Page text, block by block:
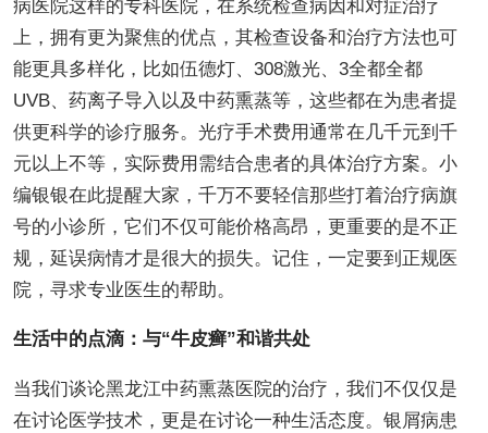
病医院这样的专科医院，在系统检查病因和对症治疗
上，拥有更为聚焦的优点，其检查设备和治疗方法也可
能更具多样化，比如伍德灯、308激光、3全都全都
UVB、药离子导入以及中药熏蒸等，这些都在为患者提
供更科学的诊疗服务。光疗手术费用通常在几千元到千
元以上不等，实际费用需结合患者的具体治疗方案。小
编银银在此提醒大家，千万不要轻信那些打着治疗病旗
号的小诊所，它们不仅可能价格高昂，更重要的是不正
规，延误病情才是很大的损失。记住，一定要到正规医
院，寻求专业医生的帮助。
生活中的点滴：与“牛皮癣”和谐共处
当我们谈论黑龙江中药熏蒸医院的治疗，我们不仅仅是
在讨论医学技术，更是在讨论一种生活态度。银屑病患